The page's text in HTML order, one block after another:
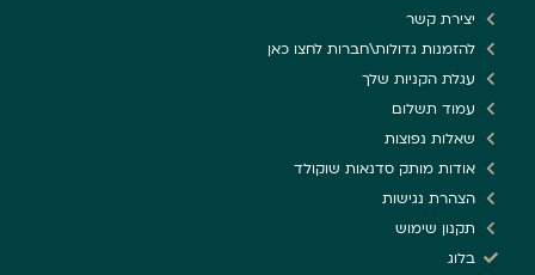
יצירת קשר
להזמנות גדולות\חברות לחצו כאן
עגלת הקניות שלך
עמוד תשלום
שאלות נפוצות
אודות מותק סדנאות שוקולד
הצהרת נגישות
תקנון שימוש
בלוג